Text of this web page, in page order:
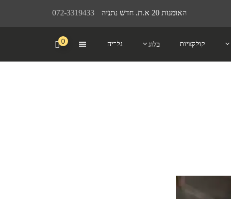
072-3319433 האומנות 20 א.ת. חדש נתניה
קולקציות בלוג גלריה 0